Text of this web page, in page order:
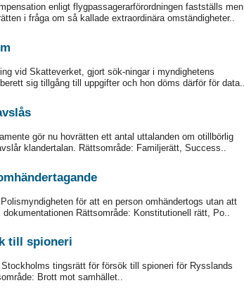
enligt flygpassagerarförordningen fastställs men
i fråga om så kallade extraordinära omständigheter..
vid Skatteverket, gjort sök-ningar i myndighetens
sig tillgång till uppgifter och hon döms därför för data..
gör nu hovrätten ett antal uttalanden om otillbörlig
klandertalan. Rättsområde: Familjerätt, Success..
för att en person omhändertogs utan att
Rättsområde: Konstitutionell rätt, Po..
till spioneri
tingsrätt för försök till spioneri för Rysslands
Brott mot samhället..